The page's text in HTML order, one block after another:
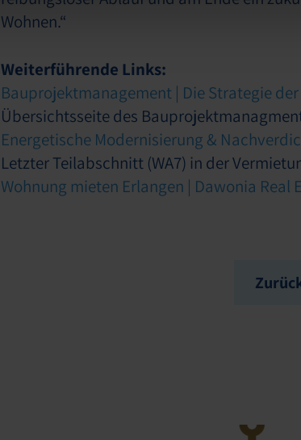
Wohnen.“
Weiterführende Links:
Bauprojektmanagement | Die Strategie
Übersichtsseite des
Energetische Modernisierung &
Letzter Teilabschnitt (WA7) in der
Wohnung mieten Erlangen | Dawonia Real